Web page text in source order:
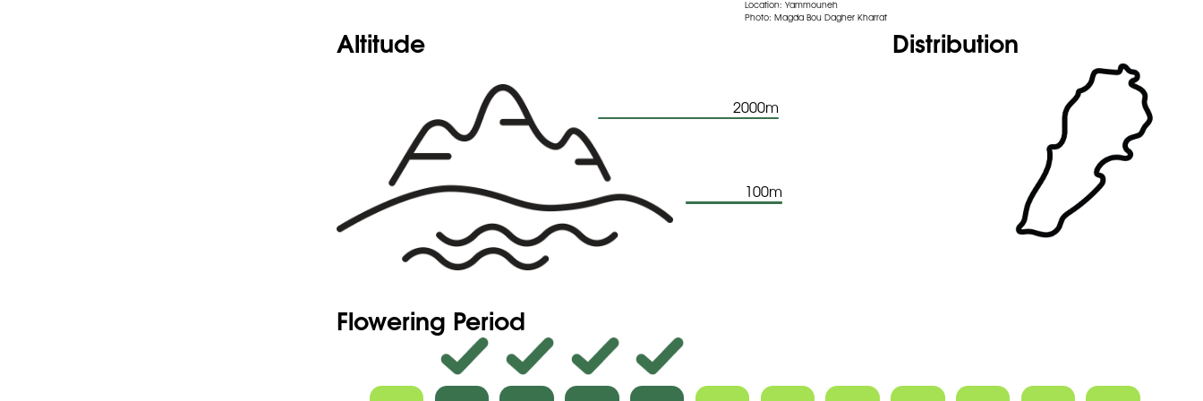
Location: Yammouneh
Photo: Magda Bou Dagher Kharrat
Altitude
2000m
100m
Distribution
Flowering Period